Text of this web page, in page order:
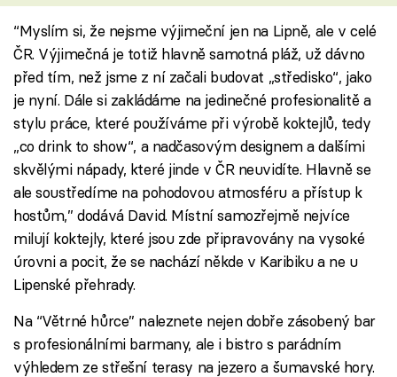
“Myslím si, že nejsme výjimeční jen na Lipně, ale v celé
ČR. Výjimečná je totiž hlavně samotná pláž, už dávno
před tím, než jsme z ní začali budovat „středisko“, jako
je nyní. Dále si zakládáme na jedinečné profesionalitě a
stylu práce, které používáme při výrobě koktejlů, tedy
„co drink to show“, a nadčasovým designem a dalšími
skvělými nápady, které jinde v ČR neuvidíte. Hlavně se
ale soustředíme na pohodovou atmosféru a přístup k
hostům,” dodává David. Místní samozřejmě nejvíce
milují koktejly, které jsou zde připravovány na vysoké
úrovni a pocit, že se nachází někde v Karibiku a ne u
Lipenské přehrady.
Na “Větrné hůrce” naleznete nejen dobře zásobený bar
s profesionálními barmany, ale i bistro s parádním
výhledem ze střešní terasy na jezero a šumavské hory.